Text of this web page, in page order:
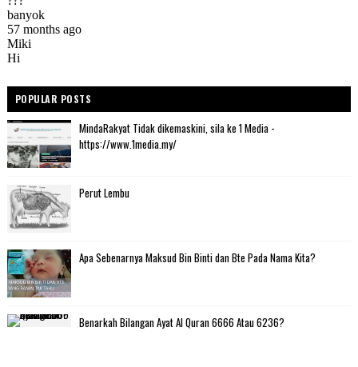
POPULAR POSTS
MindaRakyat Tidak dikemaskini, sila ke 1 Media -
https://www.1media.my/
Perut Lembu
Apa Sebenarnya Maksud Bin Binti dan Bte Pada Nama Kita?
Benarkah Bilangan Ayat Al Quran 6666 Atau 6236?